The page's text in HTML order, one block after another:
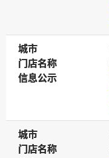
城市
城市
门店名称
门店名称
信息公示
信息公示
城市
城市
门店名称
门店名称